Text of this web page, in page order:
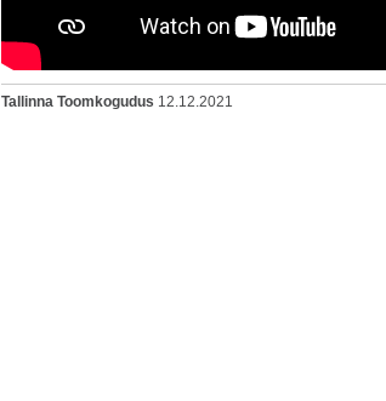
Tallinna Toomkogudus 12.12.2021